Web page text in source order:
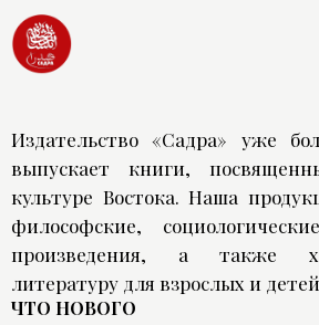
Издательство «Садра» уже
выпускает книги,
культуре Востока. Наша
философские,
произведения, а также
литературу для взрослых и
ЧТО НОВОГО